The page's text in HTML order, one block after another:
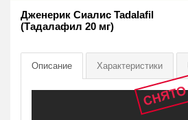
Дженерик Сиалис Tadalafil
(Тадалафил 20 мг)
Описание Характеристики